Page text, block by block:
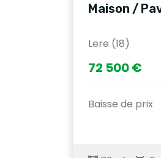
Maison /
Lere (18)
72 500 €
Baisse de prix